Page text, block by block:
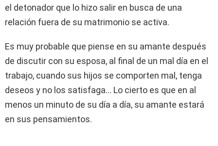
el detonador que lo hizo salir en busca de una
relación fuera de su matrimonio se activa.
Es muy probable que piense en su amante después
de discutir con su esposa, al final de un mal día en el
trabajo, cuando sus hijos se comporten mal, tenga
deseos y no los satisfaga… Lo cierto es que en al
menos un minuto de su día a día, su amante estará
en sus pensamientos.